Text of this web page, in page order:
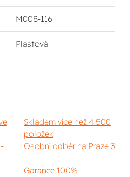
M008-116
Plastová
Skladem více než 4 500
položek
Osobní odběr na Praze 3
Garance 100%